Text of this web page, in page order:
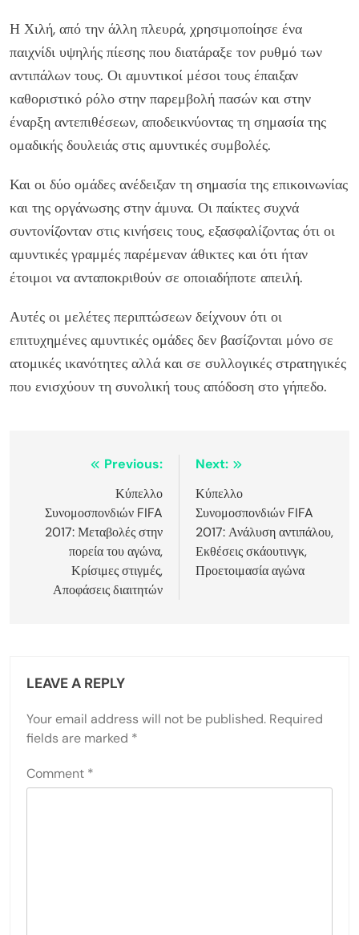
Η Χιλή, από την άλλη πλευρά, χρησιμοποίησε ένα
παιχνίδι υψηλής πίεσης που διατάραξε τον ρυθμό των
αντιπάλων τους. Οι αμυντικοί μέσοι τους έπαιξαν
καθοριστικό ρόλο στην παρεμβολή πασών και στην
έναρξη αντεπιθέσεων, αποδεικνύοντας τη σημασία της
ομαδικής δουλειάς στις αμυντικές συμβολές.
Και οι δύο ομάδες ανέδειξαν τη σημασία της επικοινωνίας
και της οργάνωσης στην άμυνα. Οι παίκτες συχνά
συντονίζονταν στις κινήσεις τους, εξασφαλίζοντας ότι οι
αμυντικές γραμμές παρέμεναν άθικτες και ότι ήταν
έτοιμοι να ανταποκριθούν σε οποιαδήποτε απειλή.
Αυτές οι μελέτες περιπτώσεων δείχνουν ότι οι
επιτυχημένες αμυντικές ομάδες δεν βασίζονται μόνο σε
ατομικές ικανότητες αλλά και σε συλλογικές στρατηγικές
που ενισχύουν τη συνολική τους απόδοση στο γήπεδο.
navigation
Previous:
Κύπελλο
Συνομοσπονδιών FIFA
2017: Μεταβολές στην
πορεία του αγώνα,
Κρίσιμες στιγμές,
Αποφάσεις διαιτητών
Next:
Κύπελλο
Συνομοσπονδιών FIFA
2017: Ανάλυση αντιπάλου,
Εκθέσεις σκάουτινγκ,
Προετοιμασία αγώνα
LEAVE A REPLY
Your email address will not be published. Required
fields are marked *
Comment *